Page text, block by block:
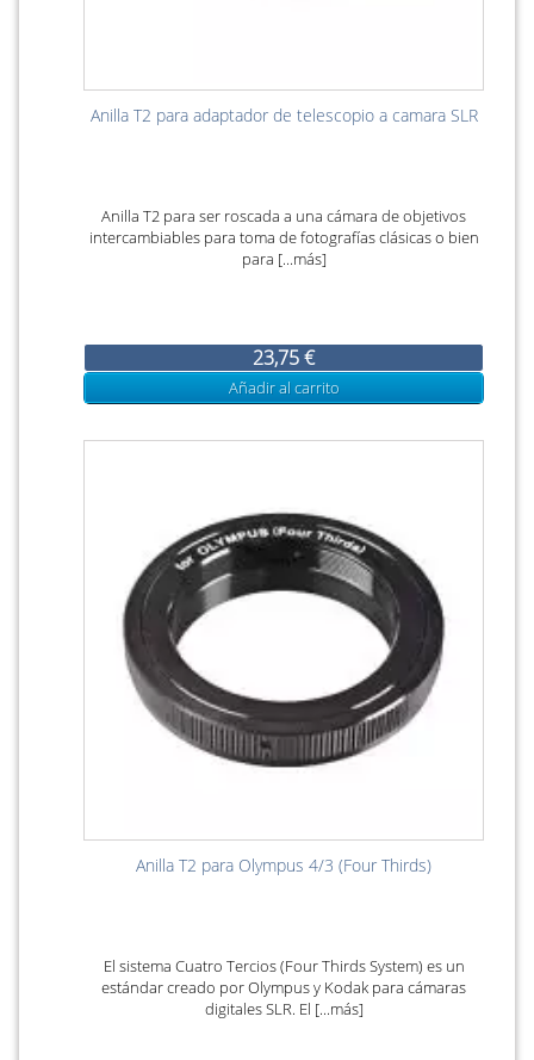
Anilla T2 para adaptador de telescopio a camara SLR
Anilla T2 para ser roscada a una cámara de objetivos
intercambiables para toma de fotografías clásicas o bien
para [...más]
23,75 €
Añadir al carrito
Anilla T2 para Olympus 4/3 (Four Thirds)
El sistema Cuatro Tercios (Four Thirds System) es un
estándar creado por Olympus y Kodak para cámaras
digitales SLR. El [...más]